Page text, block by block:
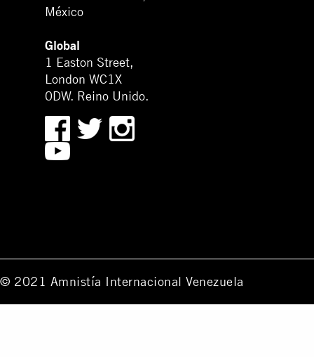
México
Global
1 Easton Street,
London WC1X
0DW. Reino Unido.
© 2021 Amnistía Internacional Venezuela